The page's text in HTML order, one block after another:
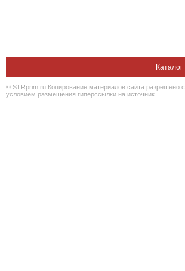
Каталог
© STRprim.ru Копирование материалов сайта разрешено с
условием размещения гиперссылки на источник.